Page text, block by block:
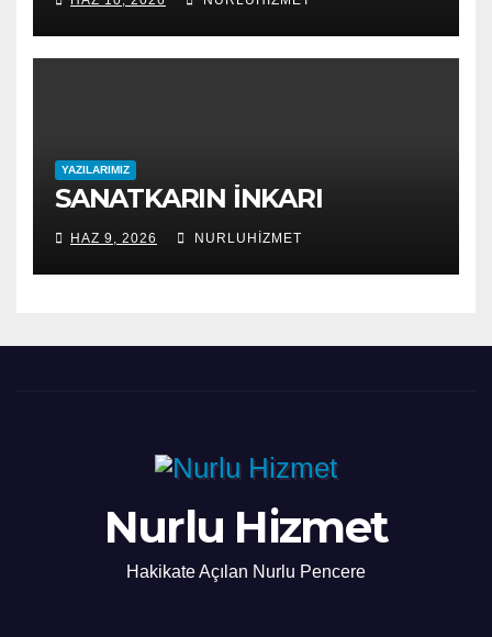
YAZILARIMIZ
SANATKARIN İNKARI
HAZ 9, 2026 NURLUHIZMET
Nurlu Hizmet
Hakikate Açılan Nurlu Pencere